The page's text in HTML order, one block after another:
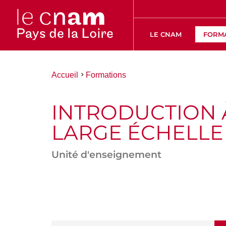
LE CNAM
Vous
Accueil Formations
INTRODUCTION
LARGE ÉCHELLE
Unité d'enseignement